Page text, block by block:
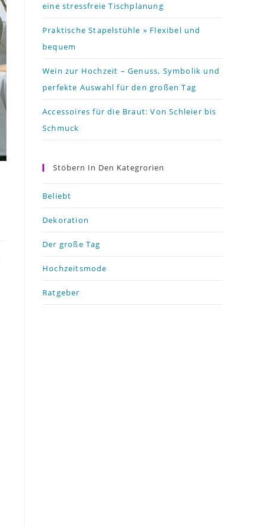
eine stressfreie Tischplanung
Praktische Stapelstühle » Flexibel und
bequem
Wein zur Hochzeit – Genuss, Symbolik und
perfekte Auswahl für den großen Tag
Accessoires für die Braut: Von Schleier bis
Schmuck
Stöbern In Den Kategrorien
Beliebt
Dekoration
Der große Tag
Hochzeitsmode
Ratgeber